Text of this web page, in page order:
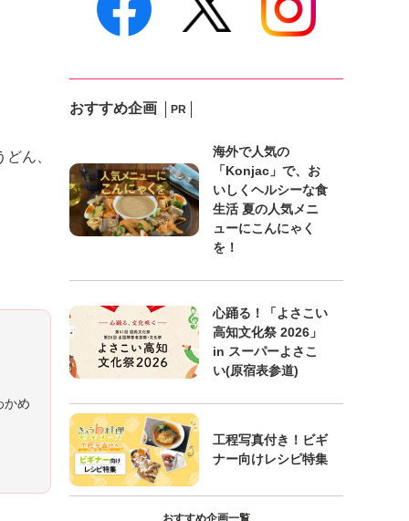
ん、
かめ
おすすめ企画 PR
海外で人気の
「Konjac」で、お
いしくヘルシーな食
生活 夏の人気メニ
ューにこんにゃく
を！
心踊る！「よさこい
高知文化祭 2026」
in スーパーよさこ
い(原宿表参道)
工程写真付き！ビギ
ナー向けレシピ特集
おすすめ企画一覧